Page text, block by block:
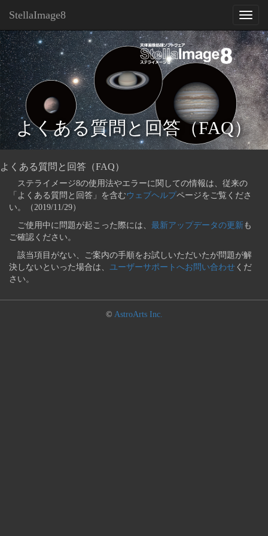
よくある質問と回答（FAQ）
Toggle
StellaImage8
よくある質問と回答（FAQ）
ステライメージ8の使用法やエラーに関しての情報は、従来の
「よくある質問と回答」を含むウェブヘルプページをご覧くださ
い。（2019/11/29）
ご使用中に問題が起こった際には、 最新アップデータの更新も
ご確認ください。
該当項目がない、ご案内の手順をお試しいただいたが問題が解
決しないといった場合は、 ユーザーサポートへお問い合わせ くだ
さい。
© AstroArts Inc.